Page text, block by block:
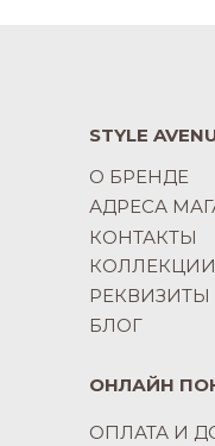
STYLE
О БРЕНДЕ
АДРЕСА
КОНТАКТЫ
КОЛЛЕКЦИИ
ОНЛАЙН
ОПЛАТА И
РЕКВИЗИТЫ
БЛОГ